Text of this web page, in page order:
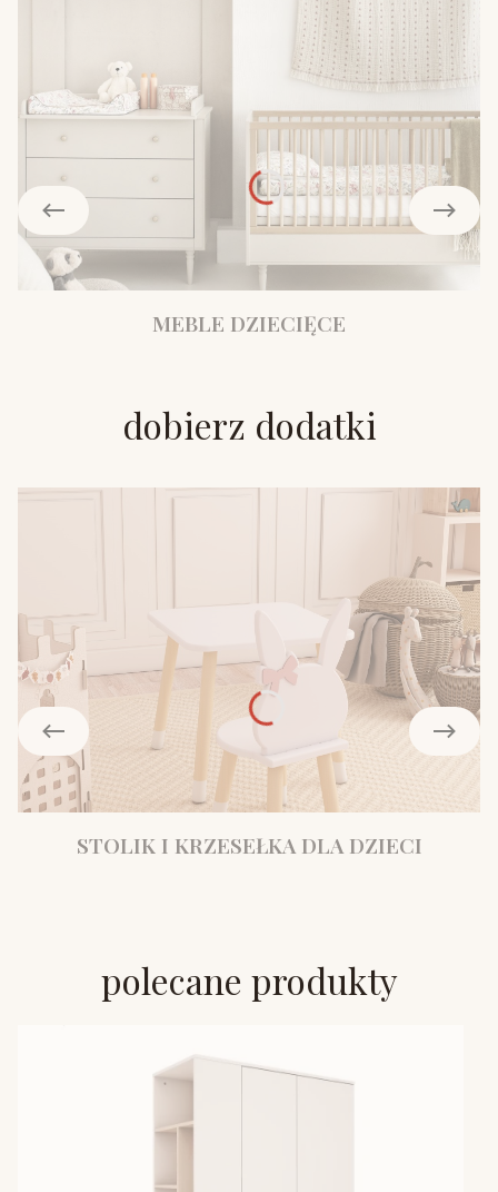
MEBLE DZIECIĘCE
dobierz dodatki
STOLIK I KRZESEŁKA DLA DZIECI
polecane produkty